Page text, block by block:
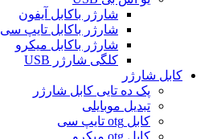
شارژر باکابل آیفون
شارژر باکابل تایپ سی
شارژر باکابل میکرو
کلگی شارژر USB
کابل شارژر
پک ده تایی کابل شارژر
تبدیل موبایلی
کابل otg تایپ سی